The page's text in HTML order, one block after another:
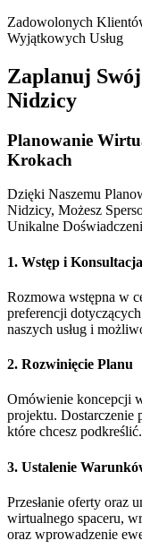
Zadowolonych
Wyjątkowych Usług
Zaplanuj
Nidzicy
Planowanie
Krokach
Dzięki Naszemu
Nidzicy, Możesz
Unikalne
1. Wstęp i Konsultacja
Rozmowa wstępna w
preferencji
naszych usług i
2. Rozwinięcie Planu
Omówienie koncepcji
projektu. Dostarczenie
które chcesz podkreślić.
3. Ustalenie
Przesłanie oferty oraz
wirtualnego spaceru,
oraz wprowadzenie